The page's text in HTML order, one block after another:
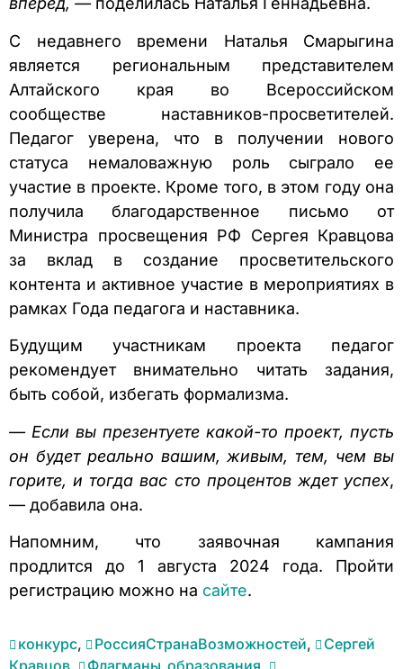
С недавнего времени Наталья Смарыгина
является региональным представителем
Алтайского края во Всероссийском
сообществе наставников-просветителей.
Педагог уверена, что в получении нового
статуса немаловажную роль сыграло ее
участие в проекте. Кроме того, в этом году она
получила благодарственное письмо от
Министра просвещения РФ Сергея Кравцова
за вклад в создание просветительского
контента и активное участие в мероприятиях в
рамках Года педагога и наставника.
Будущим участникам проекта педагог
рекомендует внимательно читать задания,
быть собой, избегать формализма.
— Если вы презентуете какой-то проект, пусть
он будет реально вашим, живым, тем, чем вы
горите, и тогда вас сто процентов ждет успех,
— добавила она.
Напомним, что заявочная кампания
продлится до 1 августа 2024 года. Пройти
регистрацию можно на сайте.
конкурс, РоссияСтранаВозможностей,
Сергей